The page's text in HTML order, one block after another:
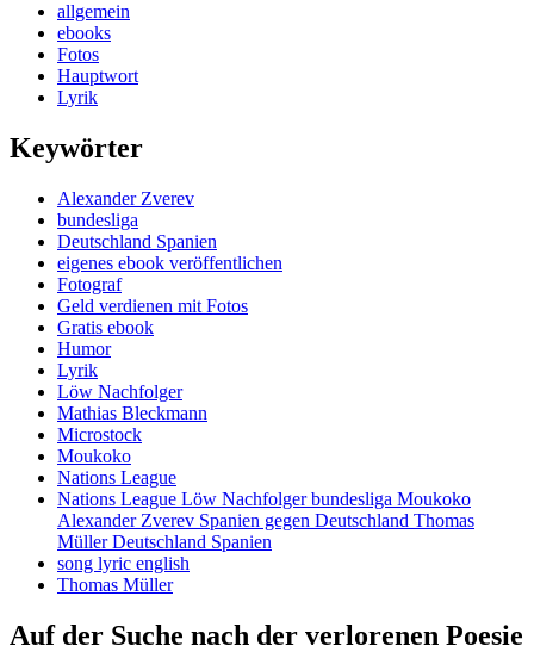
allgemein
ebooks
Fotos
Hauptwort
Lyrik
Keywörter
Alexander Zverev
bundesliga
Deutschland Spanien
eigenes ebook veröffentlichen
Fotograf
Geld verdienen mit Fotos
Gratis ebook
Humor
Lyrik
Löw Nachfolger
Mathias Bleckmann
Microstock
Moukoko
Nations League
Nations League Löw Nachfolger bundesliga Moukoko
Alexander Zverev Spanien gegen Deutschland Thomas
Müller Deutschland Spanien
song lyric english
Thomas Müller
Auf der Suche nach der verlorenen Poesie